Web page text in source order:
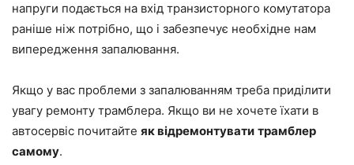
напруги подається на вхід транзисторного комутатора
раніше ніж потрібно, що і забезпечує необхідне нам
випередження запалювання.
Якщо у вас проблеми з запалюванням треба приділити
увагу ремонту трамблера. Якщо ви не хочете їхати в
автосервіс почитайте як відремонтувати трамблер
самому.